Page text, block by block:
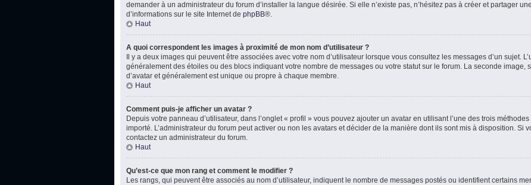
demander à un administrateur du forum d’installer la langue désirée. Si elle n’existe pas, n’hésitez pas à créer et partager
d’informations sur le site Internet de phpBB®.
Haut
A quoi correspondent les images à proximité de mon nom d’utilisateur ?
Il y a deux images qui peuvent être associées avec votre nom d’utilisateur lorsque vous consultez les messages d’un sujet.
généralement des étoiles ou des blocs indiquant votre nombre de messages ou votre statut sur le forum. La seconde image,
d’avatar et généralement est unique ou propre à chaque membre.
Haut
Comment puis-je afficher un avatar ?
Depuis votre panneau d’utilisateur, dans l’onglet « profil » vous pouvez ajouter un avatar en utilisant l’une des trois
importé. L’administrateur du forum peut activer ou non les avatars et décider de la manière dont ils sont mis à disposition. Si
contactez un administrateur du forum.
Haut
Qu’est-ce que mon rang et comment le modifier ?
Les rangs, qui peuvent être associés au nom d’utilisateur, indiquent le nombre de messages postés ou identifient certains